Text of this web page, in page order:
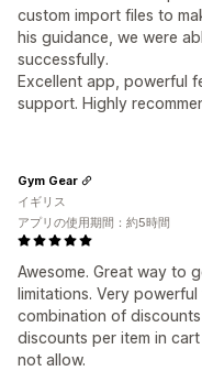
custom import files to
his guidance, we were
successfully.
Excellent app, powerful
support. Highly
Awesome. Great way to
limitations. Very
combination of
discounts per item in
not allow.
Gym Gear
イギリス
アプリの使用期間：約5時間